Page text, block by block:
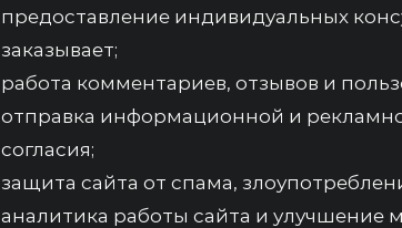
предоставление индивидуальных
заказывает;
работа комментариев, отзывов и
отправка информационной и
согласия;
защита сайта от спама,
аналитика работы сайта и улучшение